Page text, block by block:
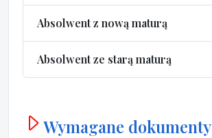
Absolwent z nową maturą
Absolwent ze starą maturą
Wymagane dokumenty